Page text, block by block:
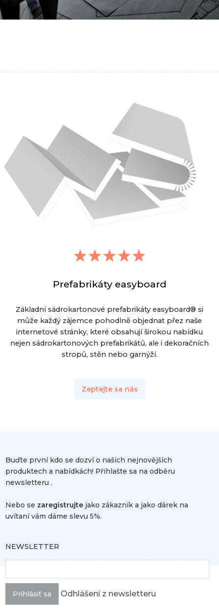
Prefabrikáty easyboard
Základní sádrokartonové prefabrikáty easyboard® si
může každý zájemce pohodlně objednat přez naše
internetové stránky, které obsahují širokou nabídku
nejen sádrokartonových prefabrikátů, ale i dekoračních
stropů, stěn nebo garnýží.
Zeptejte sa nás
Buďte první kdo se dozví o našich nejnovějších
produktech a nabídkách! Přihlašte sa na odběru
newsletteru .
Nebo se zaregistrujte jako zákazník a jako dárek na
uvítaní vám dáme slevu 5%.
NEWSLETTER
Prihlásiť sa Odhlášení z newsletteru